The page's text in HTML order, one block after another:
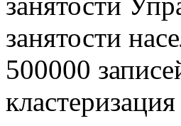
занятости
500000